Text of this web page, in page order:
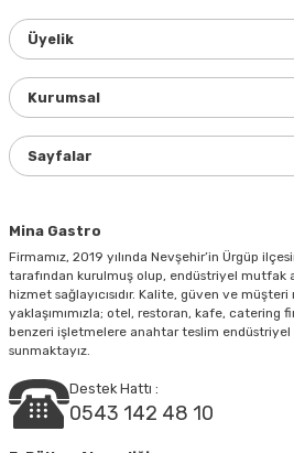
Ürün bilgilerinde hatalar bulunuyor.
Bu ürüne benzer farklı alternatifler
Gönder
Mina Gastro
Firmamız, 2019 yılında Nevşehir’in Ürgüp
tarafından kurulmuş olup, endüstriyel mutfak
hizmet sağlayıcısıdır. Kalite, güven ve
yaklaşımımızla; otel, restoran, kafe, catering
benzeri işletmelere anahtar teslim
sunmaktayız.
Destek Hattı :
0543 142 48 10
Üyelik
Kurumsal
Sayfalar